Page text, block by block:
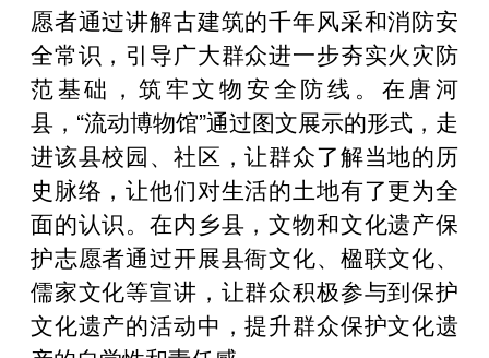
愿者通过讲解古建筑的千年风采和消防安
全常识，引导广大群众进一步夯实火灾防
范基础，筑牢文物安全防线。在唐河
县，“流动博物馆”通过图文展示的形式，走
进该县校园、社区，让群众了解当地的历
史脉络，让他们对生活的土地有了更为全
面的认识。在内乡县，文物和文化遗产保
护志愿者通过开展县衙文化、楹联文化、
儒家文化等宣讲，让群众积极参与到保护
文化遗产的活动中，提升群众保护文化遗